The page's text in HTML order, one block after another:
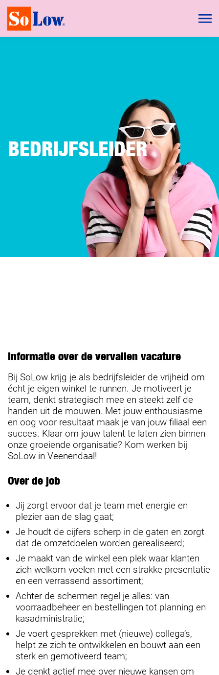
BEDRIJFSLEIDER
Informatie over de vervallen vacature
Bij SoLow krijg je als bedrijfsleider de vrijheid om
écht je eigen winkel te runnen. Je motiveert je
team, denkt strategisch mee en steekt zelf de
handen uit de mouwen. Met jouw enthousiasme
en oog voor resultaat maak je van jouw filiaal een
succes. Klaar om jouw talent te laten zien binnen
onze groeiende organisatie? Kom werken bij
SoLow in Veenendaal!
Over de job
Jij zorgt ervoor dat je team met energie en
plezier aan de slag gaat;
Je houdt de cijfers scherp in de gaten en zorgt
dat de omzetdoelen worden gerealiseerd;
Je maakt van de winkel een plek waar klanten
zich welkom voelen met een strakke presentatie
en een verrassend assortiment;
Achter de schermen regel je alles: van
voorraadbeheer en bestellingen tot planning en
kasadministratie;
Je voert gesprekken met (nieuwe) collega’s,
helpt ze zich te ontwikkelen en bouwt aan een
sterk en gemotiveerd team;
Je denkt actief mee over nieuwe kansen om